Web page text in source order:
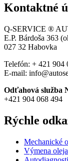
Kontaktné
Q-SERVICE ®
E.P. Bárdoša 363
027 32 Habovka
Telefón: + 421 904
E-mail:
Odťahová služba
+421 904 068 494
Rýchle
Mechanické
Výmena oleja